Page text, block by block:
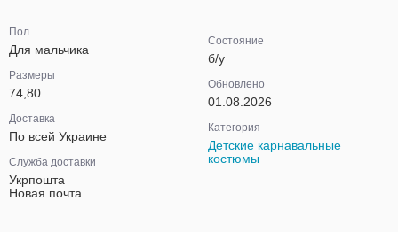
Пол
Для мальчика
Размеры
74,80
Доставка
По всей Украине
Служба доставки
Укрпошта
Новая почта
Состояние
б/у
Обновлено
01.08.2026
Категория
Детские карнавальные
костюмы